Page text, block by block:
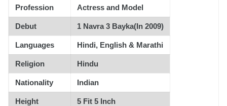
Profession Actress and Model
Debut 1 Navra 3 Bayka(In 2009)
Languages Hindi, English & Marathi
Religion Hindu
Nationality Indian
Height 5 Fit 5 Inch